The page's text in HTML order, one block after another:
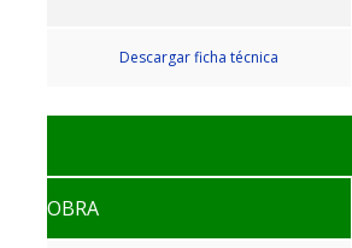
Descargar ficha técnica
OBRA